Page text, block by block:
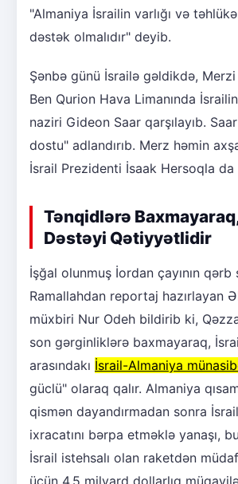
"Almaniya İsrailin varlığı və
dəstək olmalıdır" deyib.
Şənbə günü İsrailə gəldikdə,
Ben Qurion Hava Limanında
naziri Gideon Saar qarşılayıb.
dostu" adlandırıb. Merz həmin
İsrail Prezidenti İsaak Hersoqla da
Tənqidlərə
Dəstəyi Qətiyyətlidir
İşğal olunmuş İordan çayının qərb
Ramallahdan reportaj hazırlayan
müxbiri Nur Odeh bildirib ki,
son gərginliklərə baxmayaraq,
arasındakı İsrail-Almaniya
güclü" olaraq qalır. Almaniya
qismən dayandırmadan sonra
ixracatını bərpa etməklə yanaşı,
İsrail istehsalı olan raketdən